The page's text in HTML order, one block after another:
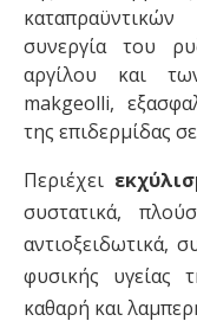
συνεργία του
αργίλου και τ
makgeolli,
της επιδερμίδας
Περιέχει
συστατικά,
αντιοξειδωτικά,
φυσικής υγείας
καθαρή και